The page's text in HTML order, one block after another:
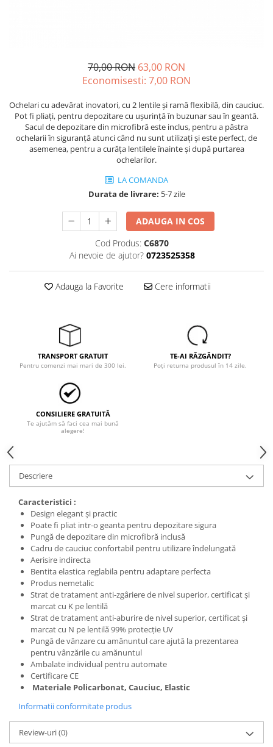
Accesorii motocoase
Foarfece de tuns gard viu si
arbusti
Masini si tractorase de tuns
Motosape si motoburghie
Motosapatoare
Mănuși protecție
Motopompe
Pompe de suprafata
Protecția capului
Căști
Protecția ochilor
Protecția respirației
Protecția urechilor
Scule de mana
Capsatoare , multifuncionale si
pistoale silicon
Chei si truse chei
Ciocane , clesti si foarfeci
Debitare gresie / faianta si geamuri
Echipamente atelier
Fierastraie si topoare
Gletiere , spacluri si cuttere
Pensule si trafaleti
Scari , lize si depozitare
Unelte pentru masurat
Aparate de masura si detectie
Echere si compasuri
70,00 RON 63,00 RON
Economisesti: 7,00 RON
Ochelari cu adevărat inovatori, cu 2 lentile și ramă flexibilă, din cauciuc.
Pot fi pliați, pentru depozitare cu ușurință în buzunar sau în geantă.
Sacul de depozitare din microfibră este inclus, pentru a păstra
ochelarii în siguranță atunci când nu sunt utilizați și este perfect, de
asemenea, pentru a curăța lentilele înainte și după purtarea
ochelarilor.
LA COMANDA
Durata de livrare: 5-7 zile
ADAUGA IN COS
Cod Produs: C6870
Ai nevoie de ajutor? 0723525358
Adauga la Favorite Cere informatii
TRANSPORT GRATUIT
Pentru comenzi mai mari de 300 lei.
TE-AI RĂZGÂNDIT?
Poți returna produsul în 14 zile.
CONSILIERE GRATUITĂ
Te ajutăm să faci cea mai bună
alegere!
Descriere
Caracteristici :
Design elegant și practic
Poate fi pliat intr-o geanta pentru depozitare sigura
Pungă de depozitare din microfibră inclusă
Cadru de cauciuc confortabil pentru utilizare îndelungată
Aerisire indirecta
Bentita elastica reglabila pentru adaptare perfecta
Produs nemetalic
Strat de tratament anti-zgâriere de nivel superior, certificat și
marcat cu K pe lentilă
Strat de tratament anti-aburire de nivel superior, certificat și
marcat cu N pe lentilă 99% protecție UV
Pungă de vânzare cu amănuntul care ajută la prezentarea
pentru vânzările cu amănuntul
Ambalate individual pentru automate
Certificare CE
Materiale Policarbonat, Cauciuc, Elastic
Informatii conformitate produs
Review-uri(0)